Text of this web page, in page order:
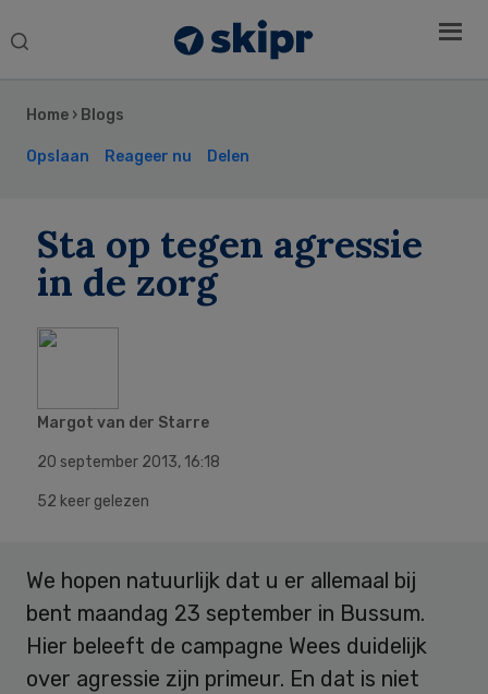
Search
Home › Blogs
Opslaan Reageer nu Delen
Sta op tegen agressie
in de zorg
Margot van der Starre
20 september 2013, 16:18
52 keer gelezen
We hopen natuurlijk dat u er allemaal bij
bent maandag 23 september in Bussum.
Hier beleeft de campagne Wees duidelijk
over agressie zijn primeur. En dat is niet
Sidebar